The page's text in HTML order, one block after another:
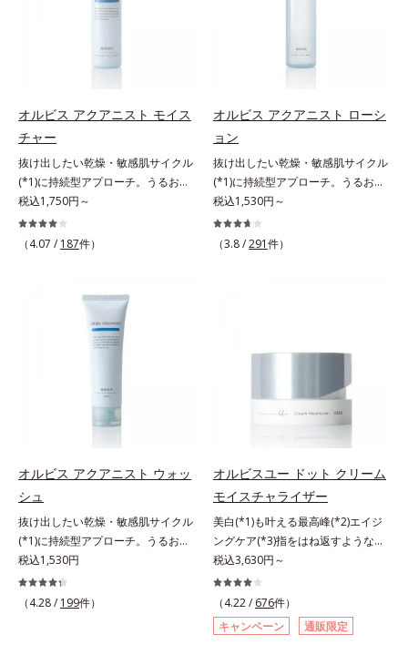
こらないということではありませ
＝すべての人にコメド（ニキビのも
と）ができないというわけではあり
る*5 乾燥、ハリ・ツヤのなさ
*6 乾燥による*7 保湿成分*8
キス配合＝うるおいを与えハリと透
明感に満ちた肌へ導く保湿成分*9
メマツヨイグサ抽出液、スイカズラ
エキス配合＝角層のすみずみまで水
分・油分を保ち、ハリ・ツヤを与え
る保湿成分*10 気持ちのことアレ
ルギーテスト済＝全ての方にアレル
ギーが起こらないということではあ
(*3)をクレンジングに搭載すること
微粒子とオイルが肌と汚れの間に入
り込み、小さくばらけて肌表面にう
することを防止し、細かい毛穴汚れ
をごっそりするん！角栓溶解オイル
(*4)が詰まりや黒ずみも溶かして、
毛穴の目立ちにくいすべすべ肌に洗
い上げます。大人肌のためのくすみ
(*5)を晴らすアプローチによって圧
巻の洗浄力と保湿力を叶え、毛穴目
やかな肌に導きます。*1 ポーラ化
成独自の（Ｃ１２－２０）アルキル
グルコシド（保湿）で形成するミセ
ルから、汚れをはね返す水の膜をつ
点、J－GLOBALによる自社調べ）
*2 オルビス内でかつてないオイル
クレンジングのこと*3 ポーラ化成
独自の（Ｃ１２－２０）アルキルグ
ルコシド（保湿）で形成するミセル
*4 炭酸ジカプリリル*5 乾燥や汚れ
による*6 キメの乱れによる＜使用
量目安＞適量＜使用ステップ＞オル
ビス ザ クレンジング オイル ⇒
洗顔料 ⇒ 化粧水 ⇒ 保湿液
※W洗顔が必要です＜使用方法＞1.
適量（2プッシュ程度）をとり、手
みなぎる目元を目指します。*1 レ
チノール配合＝保湿成分*2 パルミ
（フィトステリル/オクチルドデシ
ル）配合＝保湿成分*4 角層まで
オルビス アクアニスト モイス
チャー
抜け出したい乾燥・敏感肌サイクル
(*1)に持続型アプローチ。うるおい
を追求した敏感肌用保湿スキンケア
(*2)。うるおいを逃し、刺激を受け
やすい角層の“乾燥敏感スランプ
望の敏感肌用保湿スキンケアライン
「オルビス アクアニスト」。乾燥
敏感スランプの原因にアプローチす
る持続型トリプルアミノ酸(*4)を配
異物として排出されにくく、肌にと
どまってうるおいを蓄えてくれま
す。刺激を受けやすくなった角層を
うるおいで満たし、脱・敏感肌を目
指します。無油分・無着色・無香
不使用(*5)・パラベンフリー、6つ
のフリー処方で徹底的に肌に寄り添
います。*1 乾燥と敏感をくり返す
こと*2 敏感肌対象連用テスト済
（すべての方のお肌に合うというこ
とではありません）*3 乾燥して敏
税込1,750円～
（4.07 / 187件）
オルビス アクアニスト ローシ
ョン
抜け出したい乾燥・敏感肌サイクル
(*1)に持続型アプローチ。うるおい
を追求した敏感肌用保湿スキンケア
(*2)。うるおいを逃し、刺激を受け
やすい角層の“乾燥敏感スランプ
る持続型トリプルアミノ酸(*4)を配
異物として排出されにくく、肌にと
どまってうるおいを蓄えてくれま
す。刺激を受けやすくなった角層を
うるおいで満たし、脱・敏感肌を目
指します。無油分・無着色・無香
料・アルコールフリー・界面活性剤
不使用(*5)・パラベンフリー、6つ
のフリー処方で徹底的に肌に寄り添
います。*1 乾燥と敏感をくり返す
こと*2 敏感肌対象連用テスト済
（すべての方のお肌に合うというこ
とではありません）*3 乾燥して敏
感に感じやすい状態のこと*4 発酵
税込1,530円～
（3.8 /291件）
オルビス アクアニスト ウォッ
シュ
抜け出したい乾燥・敏感肌サイクル
(*1)に持続型アプローチ。うるおい
を追求した敏感肌用保湿スキンケア
(*2)。うるおいを逃し、刺激を受け
やすい角層の“乾燥敏感スランプ
税込1,530円
（4.28 / 199件）
オルビスユー ドット クリーム
モイスチャライザー
美白(*1)も叶える最高峰(*2)エイジ
ングケア(*3)指をはね返すような弾
力感が宿るハリ感 濃密フィットク
リーム。ハリも透明感(*4)も結果主
義。年齢サイン(*5)の因子に着目し
た肌科学エイジングケア(*3)シリー
ズ。オルビスユー ドットシリーズ
税込3,630円～
（4.22 / 676件）
キャンペーン
通販限定